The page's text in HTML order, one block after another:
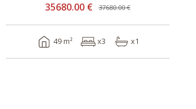
35680.00 € 37680.00 €
49 m² x3 x1